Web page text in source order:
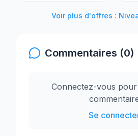
Voir plus d'offres :
Commentaires (0)
Connectez-vous
Se